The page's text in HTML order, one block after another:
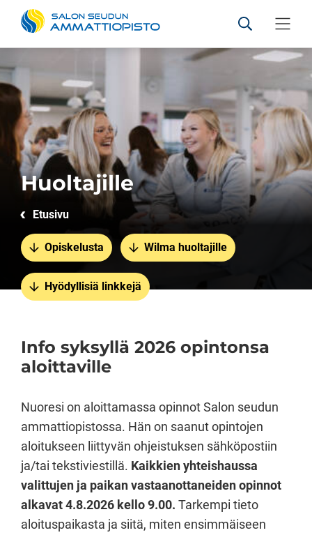
Salon seudun
Hae Valikko
Huoltajille
Etusivu
Opiskelusta Wilma huoltajille
Hyödyllisiä linkkejä
Info syksyllä 2026 opintonsa
aloittaville
Nuoresi on aloittamassa opinnot Salon seudun
ammattiopistossa. Hän on saanut opintojen
aloitukseen liittyvän ohjeistuksen sähköpostiin
ja/tai tekstiviestillä. Kaikkien yhteishaussa
valittujen ja paikan vastaanottaneiden opinnot
alkavat 4.8.2026 kello 9.00. Tarkempi tieto
aloituspaikasta ja siitä, miten ensimmäiseen